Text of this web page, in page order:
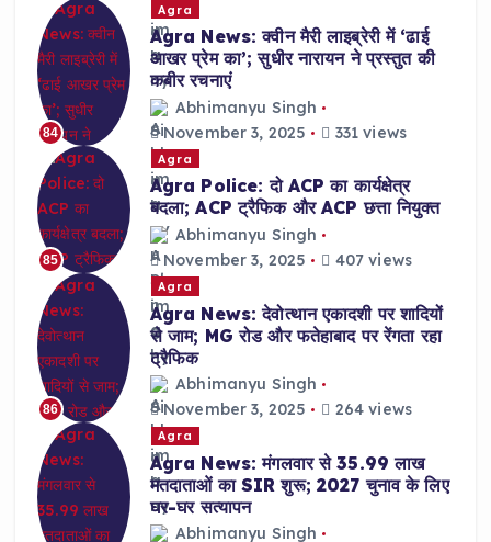
84
Agra
Agra News: क्वीन मैरी लाइब्रेरी में ‘ढाई
आखर प्रेम का’; सुधीर नारायन ने प्रस्तुत की
कबीर रचनाएं
Abhimanyu Singh
November 3, 2025
331 views
85
Agra
Agra Police: दो ACP का कार्यक्षेत्र
बदला; ACP ट्रैफिक और ACP छत्ता नियुक्त
Abhimanyu Singh
November 3, 2025
407 views
86
Agra
Agra News: देवोत्थान एकादशी पर शादियों
से जाम; MG रोड और फतेहाबाद पर रेंगता रहा
ट्रैफिक
Abhimanyu Singh
November 3, 2025
264 views
Agra
Agra News: मंगलवार से 35.99 लाख
मतदाताओं का SIR शुरू; 2027 चुनाव के लिए
घर-घर सत्यापन
Abhimanyu Singh